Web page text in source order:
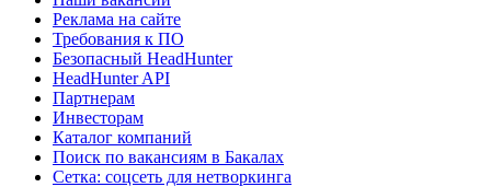
Реклама на сайте
Требования к ПО
Безопасный HeadHunter
HeadHunter API
Партнерам
Инвесторам
Каталог компаний
Поиск по вакансиям в Бакалах
Сетка: соцсеть для нетворкинга